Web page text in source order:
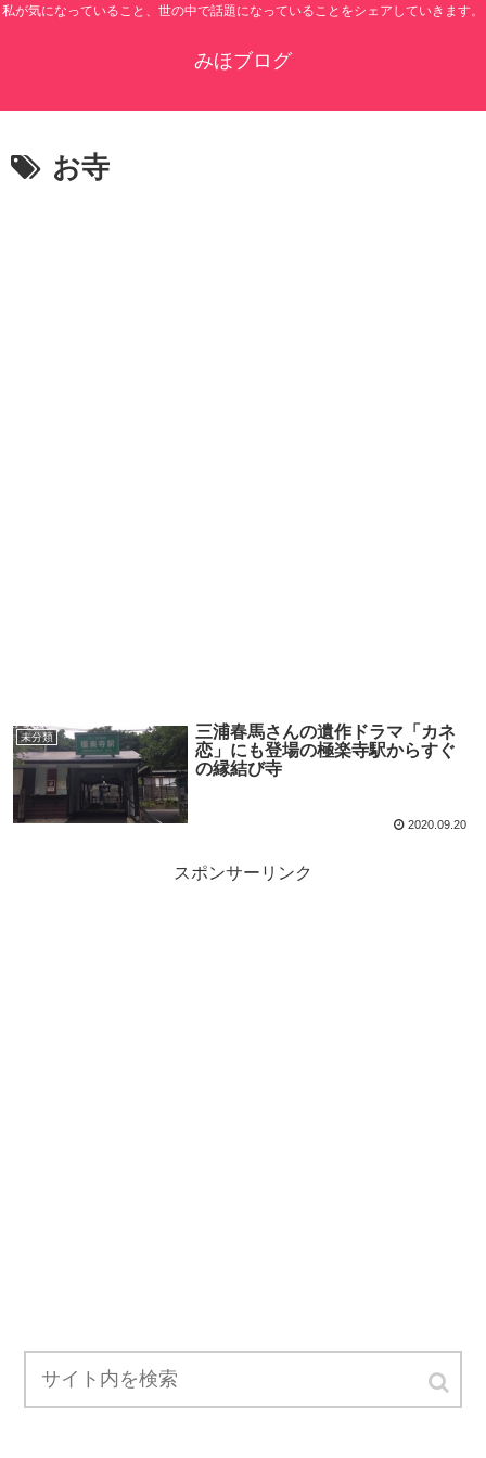
私が気になっていること、世の中で話題になっていることをシェアしていきます。
みほブログ
お寺
未分類
三浦春馬さんの遺作ドラマ「カネ
恋」にも登場の極楽寺駅からすぐ
の縁結び寺
2020.09.20
スポンサーリンク